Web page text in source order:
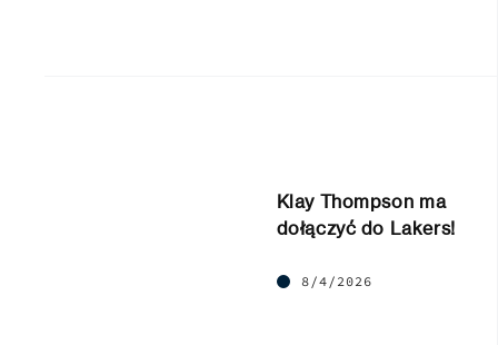
Klay Thompson ma
dołączyć do Lakers!
8/4/2026